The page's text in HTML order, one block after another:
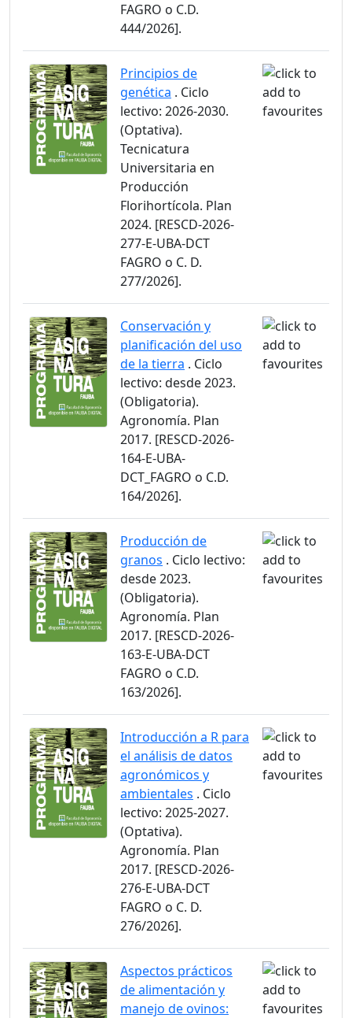
FAGRO o C.D.
444/2026].
Principios de
genética . Ciclo
lectivo: 2026-2030.
(Optativa).
Tecnicatura
Universitaria en
Producción
Florihortícola. Plan
2024. [RESCD-2026-
277-E-UBA-DCT
FAGRO o C. D.
277/2026].
Conservación y
planificación del uso
de la tierra . Ciclo
lectivo: desde 2023.
(Obligatoria).
Agronomía. Plan
2017. [RESCD-2026-
164-E-UBA-
DCT_FAGRO o C.D.
164/2026].
Producción de
granos . Ciclo lectivo:
desde 2023.
(Obligatoria).
Agronomía. Plan
2017. [RESCD-2026-
163-E-UBA-DCT
FAGRO o C.D.
163/2026].
Introducción a R para
el análisis de datos
agronómicos y
ambientales . Ciclo
lectivo: 2025-2027.
(Optativa).
Agronomía. Plan
2017. [RESCD-2026-
276-E-UBA-DCT
FAGRO o C. D.
276/2026].
Aspectos prácticos
de alimentación y
manejo de ovinos: